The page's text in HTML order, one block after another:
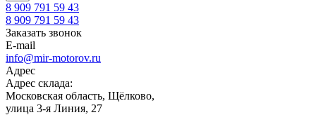
8 909 791 59 43
8 909 791 59 43
Заказать звонок
E-mail
info@mir-motorov.ru
Адрес
Адрес склада:
Московская область, Щёлково,
улица 3-я Линия, 27